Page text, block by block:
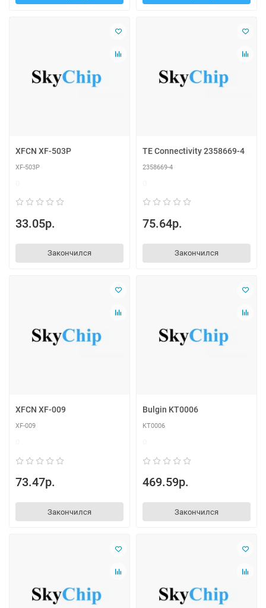
XFCN XF-503P
XF-503P
33.05р.
Закончился
TE Connectivity 2358669-4
2358669-4
75.64р.
Закончился
XFCN XF-009
XF-009
73.47р.
Закончился
Bulgin KT0006
KT0006
469.59р.
Закончился